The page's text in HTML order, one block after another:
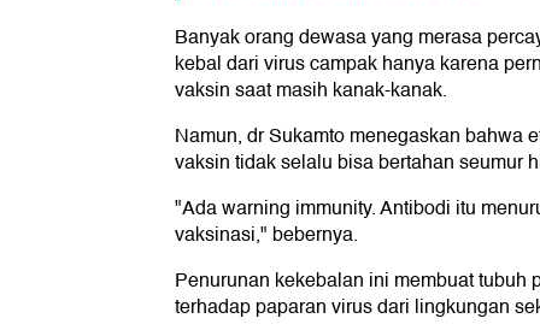
Banyak orang dewasa yang merasa
kebal dari virus campak hanya karena
vaksin saat masih kanak-kanak.
Namun, dr Sukamto menegaskan bahwa
vaksin tidak selalu bisa bertahan seumur
"Ada warning immunity. Antibodi itu
vaksinasi," bebernya.
Penurunan kekebalan ini membuat tubuh
terhadap paparan virus dari lingkungan